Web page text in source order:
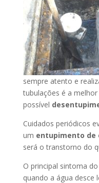
sempre atento e
tubulações é a
possível
Cuidados periódicos
um entupimento de
será o transtorno do
O principal sintoma do
quando a água desce